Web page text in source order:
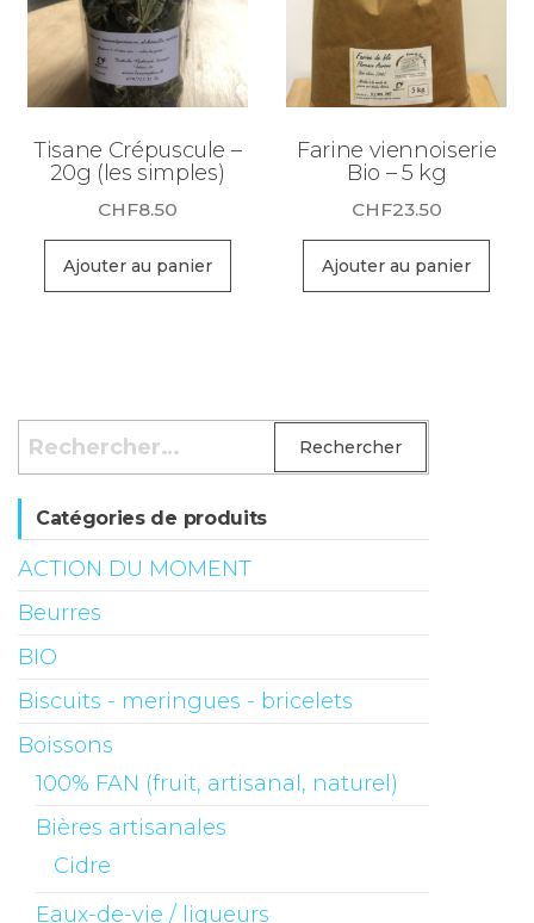
Tisane Crépuscule –
20g (les simples)
CHF8.50
Ajouter au panier
Farine viennoiserie
Bio – 5 kg
CHF23.50
Ajouter au panier
Rechercher :
Catégories de produits
ACTION DU MOMENT
Beurres
BIO
Biscuits - meringues - bricelets
Boissons
100% FAN (fruit, artisanal, naturel)
Bières artisanales
Cidre
Eaux-de-vie / liqueurs